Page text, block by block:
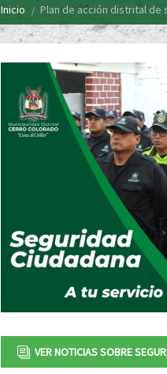
Inicio Plan de acción distrital de
VER NOTICIAS SOBRE